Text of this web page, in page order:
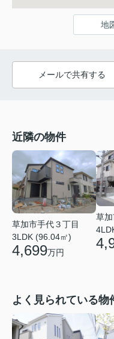
地
メールで共有する
近隣の物件
草加市手代３丁目
3LDK (96.04㎡)
4,699万円
草
よく見られている物